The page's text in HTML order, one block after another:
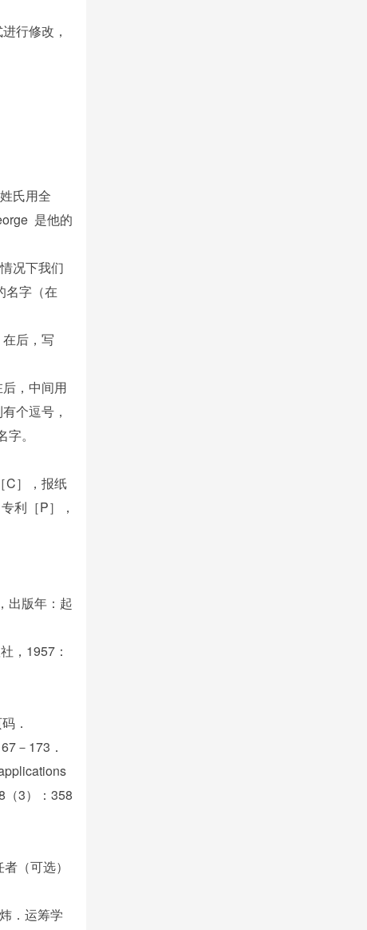
行修改，
氏用全
是他的
况下我们
名字（在
后，写
，中间用
个逗号，
。
C］，报纸
利［P］，
出版年：起
，1957：
．
－173．
（3）：358
（可选）
．运筹学